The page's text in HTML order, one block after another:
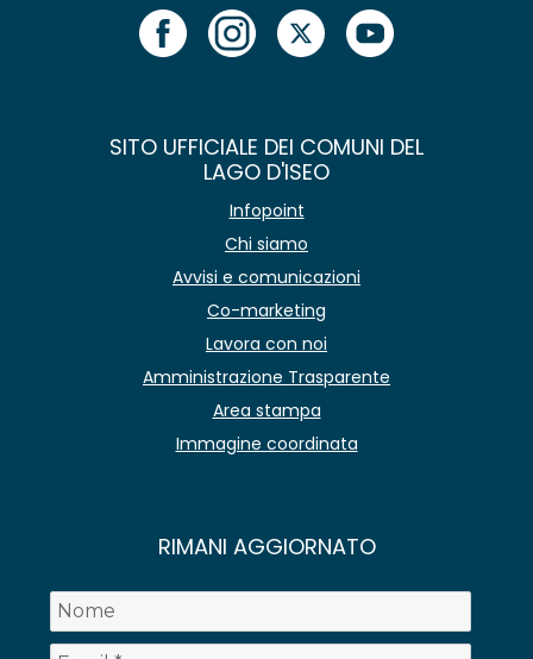
SITO UFFICIALE DEI COMUNI DEL
LAGO D'ISEO
Infopoint
Chi siamo
Avvisi e comunicazioni
Co-marketing
Lavora con noi
Amministrazione Trasparente
Area stampa
Immagine coordinata
RIMANI AGGIORNATO